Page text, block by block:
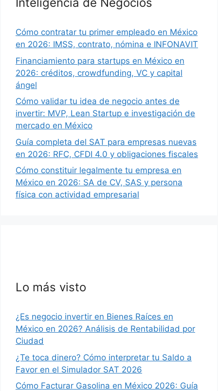
Cómo contratar tu primer empleado en México
en 2026: IMSS, contrato, nómina e INFONAVIT
Financiamiento para startups en México en
2026: créditos, crowdfunding, VC y capital
ángel
Cómo validar tu idea de negocio antes de
invertir: MVP, Lean Startup e investigación de
mercado en México
Guía completa del SAT para empresas nuevas
en 2026: RFC, CFDI 4.0 y obligaciones fiscales
Cómo constituir legalmente tu empresa en
México en 2026: SA de CV, SAS y persona
física con actividad empresarial
Lo más visto
¿Es negocio invertir en Bienes Raíces en
México en 2026? Análisis de Rentabilidad por
Ciudad
¿Te toca dinero? Cómo interpretar tu Saldo a
Favor en el Simulador SAT 2026
Cómo Facturar Gasolina en México 2026: Guía